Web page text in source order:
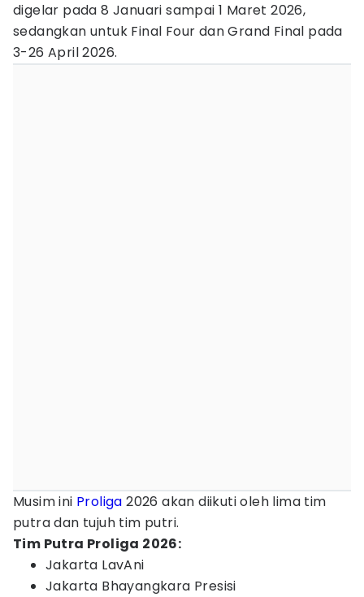
digelar pada 8 Januari sampai 1 Maret 2026,
sedangkan untuk Final Four dan Grand Final pada
3-26 April 2026.
Musim ini Proliga 2026 akan diikuti oleh lima tim
putra dan tujuh tim putri.
Tim Putra Proliga 2026:
Jakarta LavAni
Jakarta Bhayangkara Presisi